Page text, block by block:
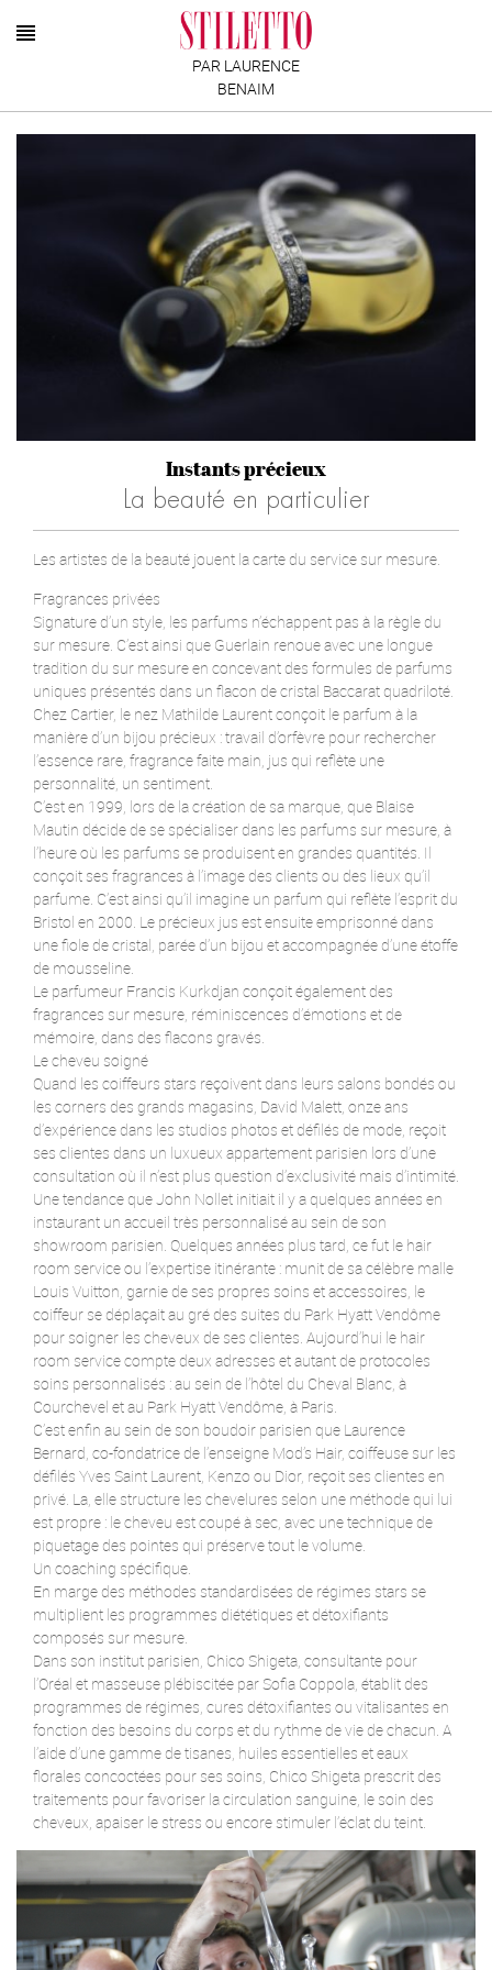
PAR LAURENCE
BENAIM
Instants précieux
La beauté en particulier
Les artistes de la beauté jouent la carte du service sur mesure.
Fragrances privées
Signature d’un style, les parfums n’échappent pas à la règle du
sur mesure. C’est ainsi que Guerlain renoue avec une longue
tradition du sur mesure en concevant des formules de parfums
uniques présentés dans un flacon de cristal Baccarat quadriloté.
Chez Cartier, le nez Mathilde Laurent conçoit le parfum à la
manière d’un bijou précieux : travail d’orfèvre pour rechercher
l’essence rare, fragrance faite main, jus qui reflète une
personnalité, un sentiment.
C’est en 1999, lors de la création de sa marque, que Blaise
Mautin décide de se spécialiser dans les parfums sur mesure, à
l’heure où les parfums se produisent en grandes quantités. Il
conçoit ses fragrances à l’image des clients ou des lieux qu’il
parfume. C’est ainsi qu’il imagine un parfum qui reflète l’esprit du
Bristol en 2000. Le précieux jus est ensuite emprisonné dans
une fiole de cristal, parée d’un bijou et accompagnée d’une étoffe
de mousseline.
Le parfumeur Francis Kurkdjan conçoit également des
fragrances sur mesure, réminiscences d’émotions et de
mémoire, dans des flacons gravés.
Le cheveu soigné
Quand les coiffeurs stars reçoivent dans leurs salons bondés ou
les corners des grands magasins, David Malett, onze ans
d’expérience dans les studios photos et défilés de mode, reçoit
ses clientes dans un luxueux appartement parisien lors d’une
consultation où il n’est plus question d’exclusivité mais d’intimité.
Une tendance que John Nollet initiait il y a quelques années en
instaurant un accueil très personnalisé au sein de son
showroom parisien. Quelques années plus tard, ce fut le hair
room service ou l’expertise itinérante : munit de sa célèbre malle
Louis Vuitton, garnie de ses propres soins et accessoires, le
coiffeur se déplaçait au gré des suites du Park Hyatt Vendôme
pour soigner les cheveux de ses clientes. Aujourd’hui le hair
room service compte deux adresses et autant de protocoles
soins personnalisés : au sein de l’hôtel du Cheval Blanc, à
Courchevel et au Park Hyatt Vendôme, à Paris.
C’est enfin au sein de son boudoir parisien que Laurence
Bernard, co-fondatrice de l’enseigne Mod’s Hair, coiffeuse sur les
défilés Yves Saint Laurent, Kenzo ou Dior, reçoit ses clientes en
privé. La, elle structure les chevelures selon une méthode qui lui
est propre : le cheveu est coupé à sec, avec une technique de
piquetage des pointes qui préserve tout le volume.
Un coaching spécifique.
En marge des méthodes standardisées de régimes stars se
multiplient les programmes diététiques et détoxifiants
composés sur mesure.
Dans son institut parisien, Chico Shigeta, consultante pour
l’Oréal et masseuse plébiscitée par Sofia Coppola, établit des
programmes de régimes, cures détoxifiantes ou vitalisantes en
fonction des besoins du corps et du rythme de vie de chacun. A
l’aide d’une gamme de tisanes, huiles essentielles et eaux
florales concoctées pour ses soins, Chico Shigeta prescrit des
traitements pour favoriser la circulation sanguine, le soin des
cheveux, apaiser le stress ou encore stimuler l’éclat du teint.